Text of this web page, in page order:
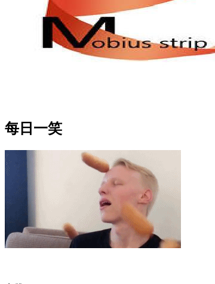
每日一笑